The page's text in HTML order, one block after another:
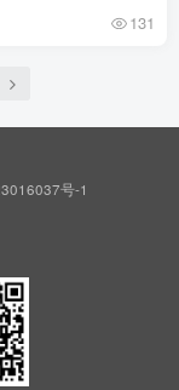
131
号-1